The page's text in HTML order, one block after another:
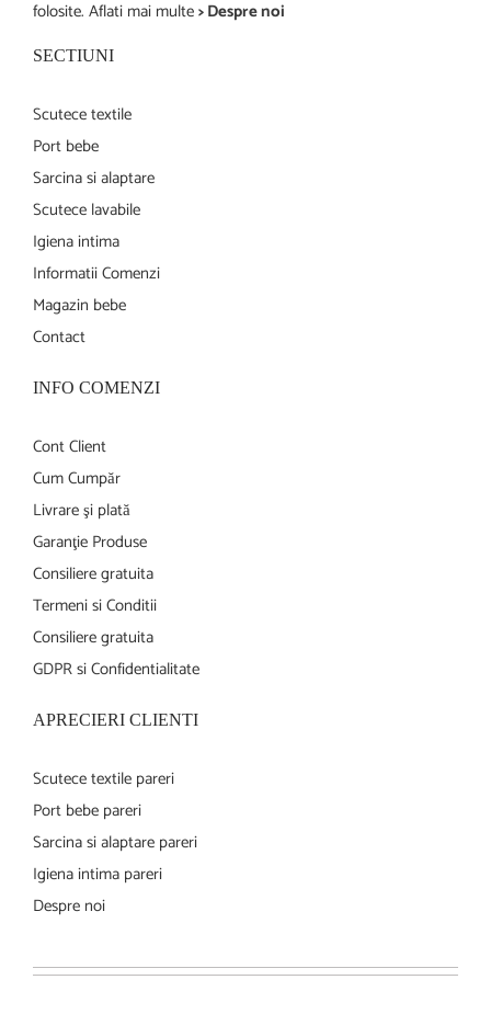
folosite. Aflati mai multe> Despre noi
SECTIUNI
Scutece textile
Port bebe
Sarcina si alaptare
Scutece lavabile
Igiena intima
Informatii Comenzi
Magazin bebe
Contact
INFO COMENZI
Cont Client
Cum Cumpăr
Livrare şi plată
Garanţie Produse
Consiliere gratuita
Termeni si Conditii
Consiliere gratuita
GDPR si Confidentialitate
APRECIERI CLIENTI
Scutece textile pareri
Port bebe pareri
Sarcina si alaptare pareri
Igiena intima pareri
Despre noi